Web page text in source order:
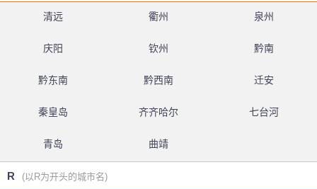
清远 衢州 泉州
庆阳 钦州 黔南
黔东南 黔西南 迁安
秦皇岛 齐齐哈尔 七台河
青岛 曲靖
R (以R为开头的城市名)